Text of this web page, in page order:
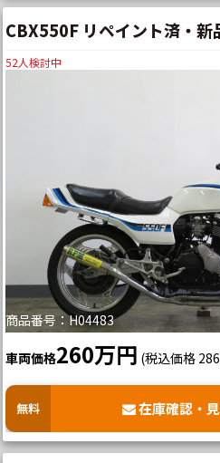
CBX550F リペイント済・
52人検討中
商品番号：H04483
車両価格260万円 (税込価格
無料 在庫確認・